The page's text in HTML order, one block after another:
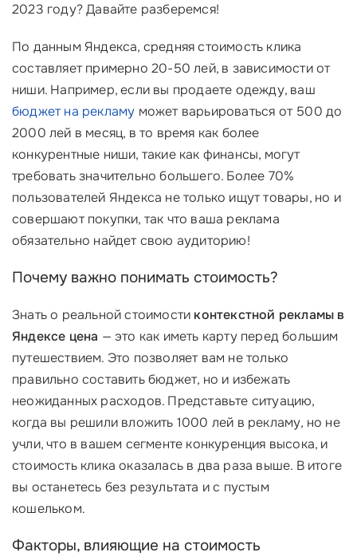
2023 году? Давайте разберемся!
По данным Яндекса, средняя стоимость клика
составляет примерно 20-50 лей, в зависимости от
ниши. Например, если вы продаете одежду, ваш
бюджет на рекламу может варьироваться от 500 до
2000 лей в месяц, в то время как более
конкурентные ниши, такие как финансы, могут
требовать значительно большего. Более 70%
пользователей Яндекса не только ищут товары, но и
совершают покупки, так что ваша реклама
обязательно найдет свою аудиторию!
Почему важно понимать стоимость?
Знать о реальной стоимости контекстной рекламы в
Яндексе цена — это как иметь карту перед большим
путешествием. Это позволяет вам не только
правильно составить бюджет, но и избежать
неожиданных расходов. Представьте ситуацию,
когда вы решили вложить 1000 лей в рекламу, но не
учли, что в вашем сегменте конкуренция высока, и
стоимость клика оказалась в два раза выше. В итоге
вы останетесь без результата и с пустым
кошельком.
Факторы, влияющие на стоимость